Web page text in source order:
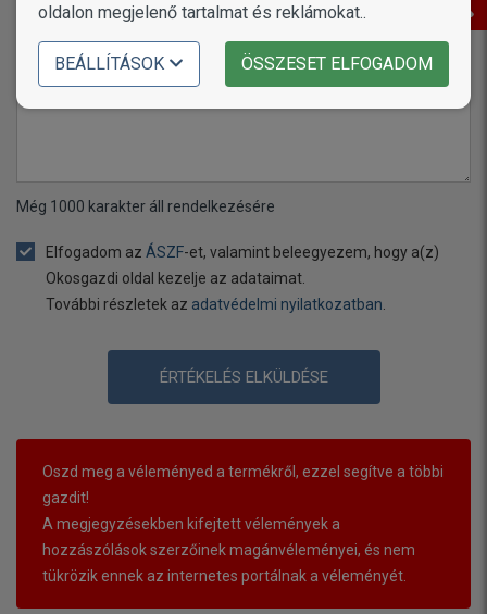
Értékelés
Még 1000 karakter áll rendelkezésére
Elfogadom az ÁSZF-et, valamint beleegyezem, hogy a(z)
Okosgazdi oldal kezelje az adataimat.
További részletek az adatvédelmi nyilatkozatban
ÉRTÉKELÉS ELKÜLDÉSE
Oszd meg a véleményed a termékről, ezzel segítve a többi
gazdit!
A megjegyzésekben kifejtett vélemények a
hozzászólások szerzőinek magánvéleményei, és nem
tükrözik ennek az internetes portálnak a véleményét.
oldalon megjelenő tartalmat és reklámokat..
BEÁLLÍTÁSOK ÖSSZESET ELFOGADOM